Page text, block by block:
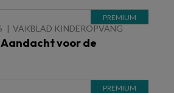
VAKBLAD KINDEROPVANG
voor de